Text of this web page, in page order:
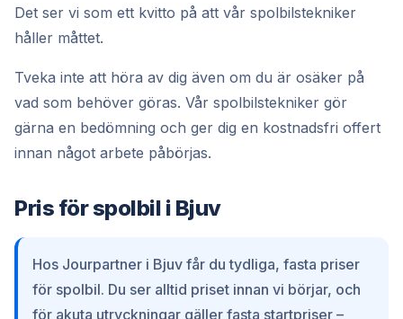
Det ser vi som ett kvitto på att vår spolbilstekniker
håller måttet.
Tveka inte att höra av dig även om du är osäker på
vad som behöver göras. Vår spolbilstekniker gör
gärna en bedömning och ger dig en kostnadsfri offert
innan något arbete påbörjas.
Pris för spolbil i Bjuv
Hos Jourpartner i Bjuv får du tydliga, fasta priser
för spolbil. Du ser alltid priset innan vi börjar, och
för akuta utryckningar gäller fasta startpriser –